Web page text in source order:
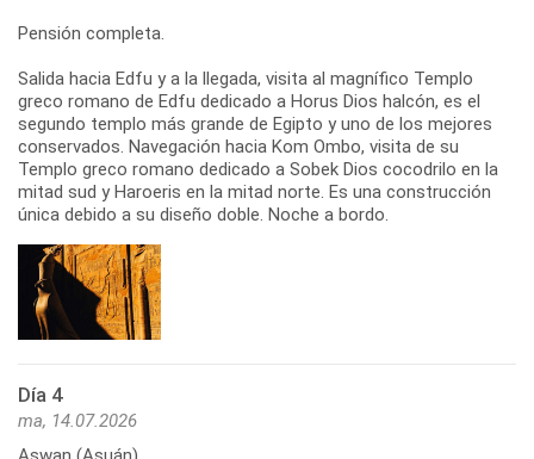
Pensión completa.
Salida hacia Edfu y a la llegada, visita al magnífico Templo
greco romano de Edfu dedicado a Horus Dios halcón, es el
segundo templo más grande de Egipto y uno de los mejores
conservados. Navegación hacia Kom Ombo, visita de su
Templo greco romano dedicado a Sobek Dios cocodrilo en la
mitad sud y Haroeris en la mitad norte. Es una construcción
única debido a su diseño doble. Noche a bordo.
Día 4
ma, 14.07.2026